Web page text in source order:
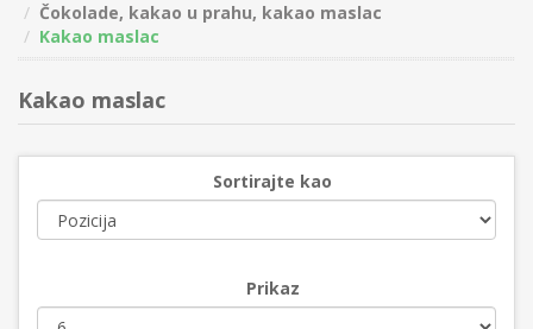
Čokolade, kakao u prahu, kakao maslac
Kakao maslac
Kakao maslac
Sortirajte kao
Prikaz